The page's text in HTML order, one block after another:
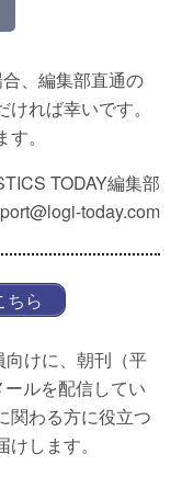
、編集部直通の
れば幸いです。
。
TODAY編集部
today.com
ちら
向けに、朝刊（平
ルを配信してい
関わる方に役立つ
します。